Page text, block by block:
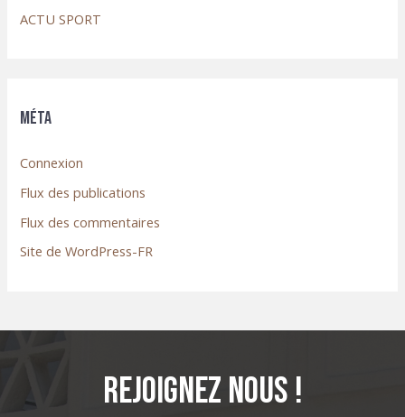
ACTU SPORT
Méta
Connexion
Flux des publications
Flux des commentaires
Site de WordPress-FR
Rejoignez nous !